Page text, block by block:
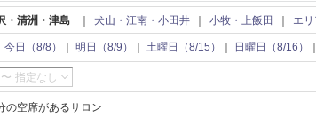
・清洲・津島 犬山・江南・小田井 小牧・上飯田 エ
今日（8/8） 明日（8/9） 土曜日（8/15） 日曜日（8/16）
〜 指定なし
の空席があるサロン